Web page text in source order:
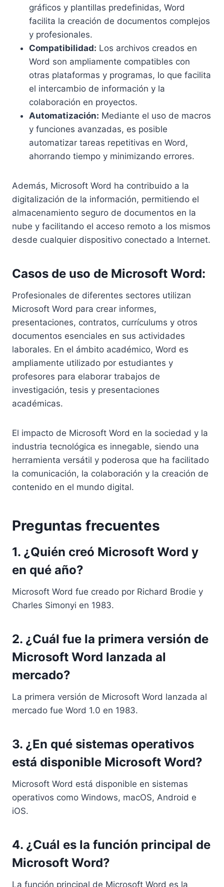
gráficos y plantillas predefinidas, Word
facilita la creación de documentos complejos
y profesionales.
Compatibilidad: Los archivos creados en
Word son ampliamente compatibles con
otras plataformas y programas, lo que facilita
el intercambio de información y la
colaboración en proyectos.
Automatización: Mediante el uso de macros
y funciones avanzadas, es posible
automatizar tareas repetitivas en Word,
ahorrando tiempo y minimizando errores.
Además, Microsoft Word ha contribuido a la
digitalización de la información, permitiendo el
almacenamiento seguro de documentos en la
nube y facilitando el acceso remoto a los mismos
desde cualquier dispositivo conectado a Internet.
Casos de uso de Microsoft Word:
Profesionales de diferentes sectores utilizan
Microsoft Word para crear informes,
presentaciones, contratos, currículums y otros
documentos esenciales en sus actividades
laborales. En el ámbito académico, Word es
ampliamente utilizado por estudiantes y
profesores para elaborar trabajos de
investigación, tesis y presentaciones
académicas.
El impacto de Microsoft Word en la sociedad y la
industria tecnológica es innegable, siendo una
herramienta versátil y poderosa que ha facilitado
la comunicación, la colaboración y la creación de
contenido en el mundo digital.
Preguntas frecuentes
1. ¿Quién creó Microsoft Word y
en qué año?
Microsoft Word fue creado por Richard Brodie y
Charles Simonyi en 1983.
2. ¿Cuál fue la primera versión de
Microsoft Word lanzada al
mercado?
La primera versión de Microsoft Word lanzada al
mercado fue Word 1.0 en 1983.
3. ¿En qué sistemas operativos
está disponible Microsoft Word?
Microsoft Word está disponible en sistemas
operativos como Windows, macOS, Android e
iOS.
4. ¿Cuál es la función principal de
Microsoft Word?
La función principal de Microsoft Word es la